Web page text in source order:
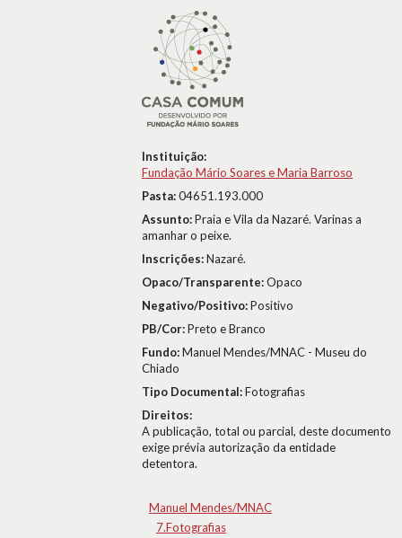
Instituição:
Fundação Mário Soares e Maria Barroso
Pasta:04651.193.000
Assunto:Praia e Vila da Nazaré. Varinas a
amanhar o peixe.
Inscrições:Nazaré.
Opaco/Transparente:Opaco
Negativo/Positivo:Positivo
PB/Cor:Preto e Branco
Fundo:Manuel Mendes/MNAC - Museu do
Chiado
Tipo Documental:Fotografias
Direitos:
A publicação, total ou parcial, deste documento
exige prévia autorização da entidade
detentora.
Manuel Mendes/MNAC
7.Fotografias